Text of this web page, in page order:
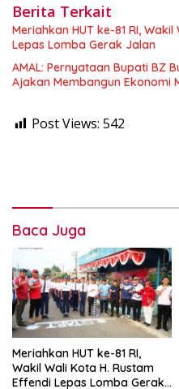
Berita Terkait
Meriahkan HUT ke-81 RI,
Lepas Lomba Gerak Jalan
AMAL: Pernyataan Bupati BZ
Ajakan Membangun Ekonomi
Post Views: 542
Baca Juga
Meriahkan HUT ke-81 RI,
Wakil Wali Kota H. Rustam
Effendi Lepas Lomba Gerak